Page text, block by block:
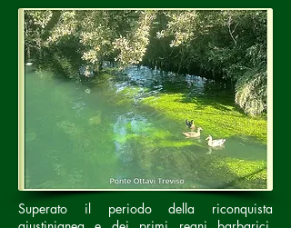
Superato il periodo della riconquista